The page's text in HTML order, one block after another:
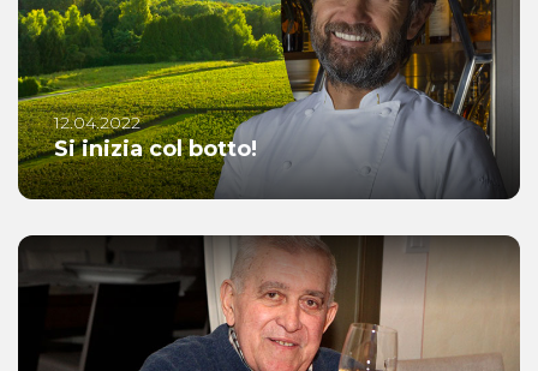
12.04.2022
Si inizia col botto!